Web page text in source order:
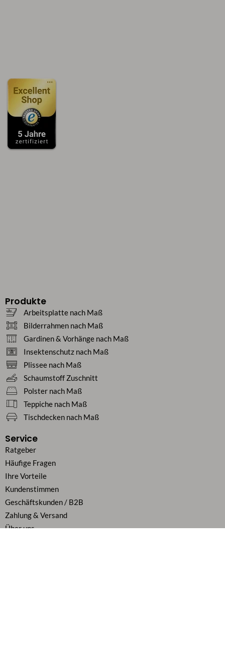
Produkte
Arbeitsplatte nach Maß
Bilderrahmen nach Maß
Gardinen & Vorhänge nach Maß
Insektenschutz nach Maß
Plissee nach Maß
Schaumstoff Zuschnitt
Polster nach Maß
Teppiche nach Maß
Tischdecken nach Maß
Service
Ratgeber
Häufige Fragen
Ihre Vorteile
Kundenstimmen
Geschäftskunden / B2B
Zahlung & Versand
Über uns